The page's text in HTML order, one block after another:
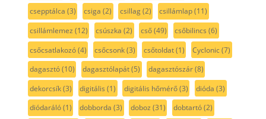
csepptálca (3) csiga (2) csillag(2) csillámlap(11)
csillámlemez (12) csúszka (2) cső(49) csőbilincs (6)
csőcsatlakozó(4) csőcsonk(3) csőtoldat(1) Cyclonic(7)
dagasztó(10) dagasztólapát(5) dagasztószár(8)
dekorcsík(3) digitális (1) digitális hőmérő(3) dióda (3)
diódaráló(1) dobborda (3) doboz (31) dobtartó(2)